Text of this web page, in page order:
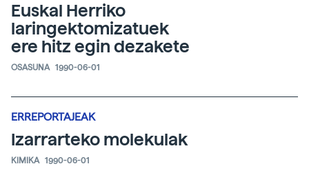
Euskal Herriko
laringektomizatuek
ere hitz egin dezakete
OSASUNA 1990-06-01
ERREPORTAJEAK
Izarrarteko molekulak
KIMIKA 1990-06-01